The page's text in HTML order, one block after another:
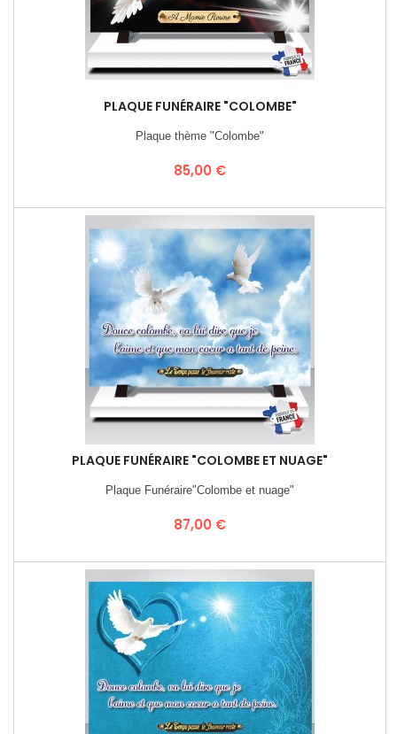
PLAQUE FUNÉRAIRE "COLOMBE"
Plaque thème "Colombe"
Prix
85,00 €
PLAQUE FUNÉRAIRE "COLOMBE ET NUAGE"
Plaque Funéraire"Colombe et nuage"
Prix
87,00 €